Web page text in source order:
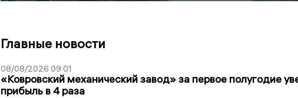
Главные новости
08/08/2026 09:01
«Ковровский механический завод» за первое полугодие
прибыль в 4 раза